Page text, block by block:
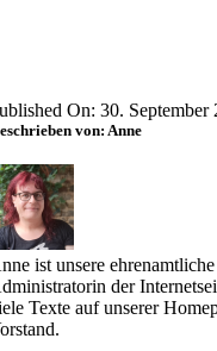
On: 30. September
von: Anne
ist unsere
der
Texte auf unserer